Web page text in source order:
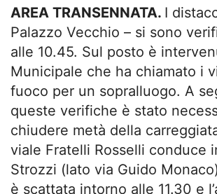
AREA TRANSENNATA. I
Palazzo Vecchio – si sono
alle 10.45. Sul posto è
Municipale che ha chiamato i
fuoco per un sopralluogo. A
queste verifiche è stato
chiudere metà della
viale Fratelli Rosselli conduce
Strozzi (lato via Guido
è scattata intorno alle 11.30 e